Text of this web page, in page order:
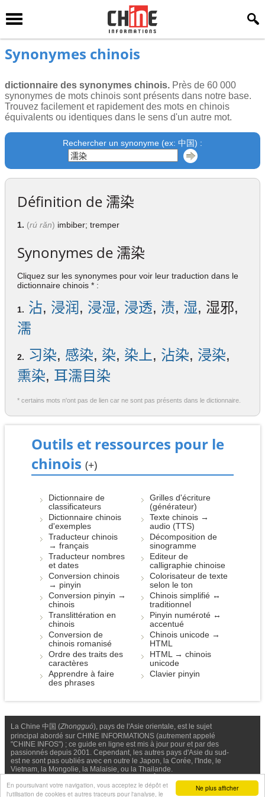
Ne plus afficher
En poursuivant votre navigation, vous acceptez le dépôt et
l'utilisation de cookies et autres traceurs pour l'analyse, le
Synonymes chinois
dictionnaire des synonymes chinois. Près de 60 000
synonymes de mots chinois sont présents dans notre base.
Trouvez facilement et rapidement des mots en chinois
équivalents ou identiques dans le sens d'un autre mot.
Rechercher un synonyme (ex: 中国) :
Définition de 濡染
1. (rú rǎn) imbiber; tremper
Synonymes de 濡染
Cliquez sur les synonymes pour voir leur traduction dans le
dictionnaire chinois * :
1. 沾, 浸润 , 浸湿, 浸透, 渍, 湿, 湿邪,
濡
2. 习染, 感染, 染, 染上, 沾染, 浸染,
熏染, 耳濡目染
* certains mots n'ont pas de lien car ne sont pas présents dans le dictionnaire.
Outils et ressources pour le
chinois (+)
Dictionnaire de
classificateurs
Dictionnaire chinois
d'exemples
Traducteur chinois
→ français
Traducteur nombres
et dates
Conversion chinois
→ pinyin
Conversion pinyin →
chinois
Translittération en
chinois
Conversion de
chinois romanisé
Ordre des traits des
caractères
Apprendre à faire
des phrases
Grilles d'écriture
(générateur)
Texte chinois →
audio (TTS)
Décomposition de
sinogramme
Editeur de
calligraphie chinoise
Colorisateur de texte
selon le ton
Chinois simplifié ↔
traditionnel
Pinyin numéroté ↔
accentué
Chinois unicode →
HTML
HTML → chinois
unicode
Clavier pinyin
La Chine 中国 (Zhongguó), pays de l'Asie orientale, est le sujet
principal abordé sur CHINE INFORMATIONS (autrement appelé
"CHINE INFOS") ; ce guide en ligne est mis à jour pour et par des
passionnés depuis 2001. Cependant, les autres pays d'Asie du sud-
est ne sont pas oubliés avec en outre le Japon, la Corée, l'Inde, le
Vietnam, la Mongolie, la Malaisie, ou la Thailande.